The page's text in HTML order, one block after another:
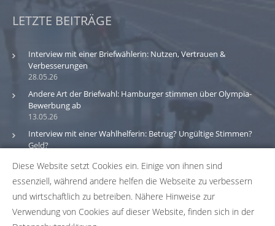
LETZTE BEITRÄGE
28.05.26
Interview mit einer Briefwählerin: Nutzen, Vertrauen &
Verbesserungen
13.05.26
Andere Art der Briefwahl: Hamburger stimmen über Olympia-
Bewerbung ab
Interview mit einer Wahlhelferin: Betrug? Ungültige Stimmen?
Geld?
Bitte beachte: Wir versuchen alle Daten und Informationen
zu den Wahlbüros in unserer Datenbank so aktuell wie
möglich zu halten. Solltest du einen Fehler in unserer
Diese Website setzt Cookies ein. Einige von ihnen sind
essenziell, während andere helfen die Webseite zu verbessern
und wirtschaftlich zu betreiben. Nähere Hinweise zur
Verwendung von Cookies auf dieser Website, finden sich in der